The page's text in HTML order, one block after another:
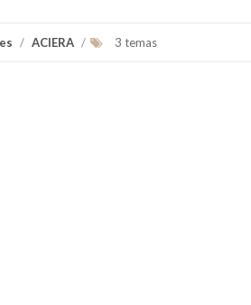
/ ACIERA / 3 temas